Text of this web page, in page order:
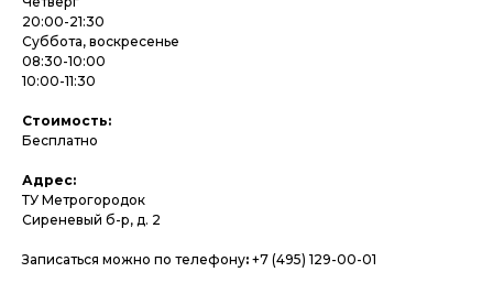
20:00-21:30
Суббота, воскресенье
08:30-10:00
10:00-11:30
Стоимость:
Бесплатно
Адрес:
ТУ Метрогородок
Сиреневый б-р, д. 2
Записаться можно по телефону: +7 (495) 129-00-01